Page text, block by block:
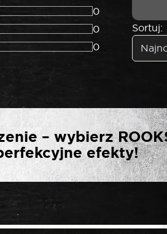
0
0
0
Sortuj:
MM”
– wybierz
efekty!